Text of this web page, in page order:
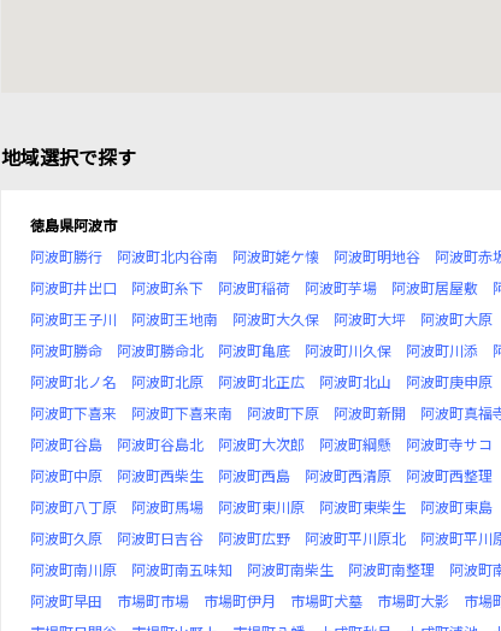
地域選択で探す
徳島県阿波市
阿波町勝行
阿波町北内谷南 阿波町姥ケ懐 阿波町明地谷 阿波町赤
阿波町井出口
阿波町糸下 阿波町稲荷 阿波町芋場 阿波町居屋敷
阿波町王子川
阿波町王地南 阿波町大久保 阿波町大坪 阿波町大原
阿波町勝命
阿波町勝命北 阿波町亀底 阿波町川久保 阿波町川添
阿波町北ノ名
阿波町北原 阿波町北正広 阿波町北山 阿波町庚申原
阿波町下喜来
阿波町下喜来南 阿波町下原 阿波町新開 阿波町真福
阿波町谷島
阿波町谷島北 阿波町大次郎 阿波町綱懸 阿波町寺サコ
阿波町中原
阿波町西柴生 阿波町西島 阿波町西清原 阿波町西整理
阿波町八丁原
阿波町馬場 阿波町東川原 阿波町東柴生 阿波町東島
阿波町久原
阿波町日吉谷 阿波町広野 阿波町平川原北 阿波町平川
阿波町南川原
阿波町南五味知 阿波町南柴生 阿波町南整理 阿波町
阿波町早田
市場町市場 市場町伊月 市場町犬墓 市場町大影 市場